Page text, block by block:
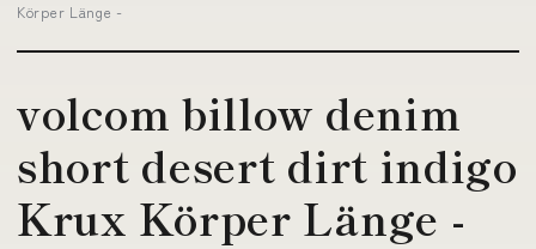
Körper Länge -
volcom billow denim
short desert dirt indigo
Krux Körper Länge -